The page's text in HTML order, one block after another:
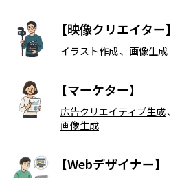
【映像クリエイター】
イラスト作成、 画像生成
【マーケター】
広告クリエイティブ生成、
画像生成
【Webデザイナー】